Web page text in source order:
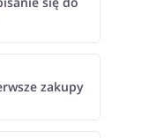
zakupy